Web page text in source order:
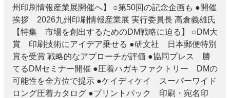
州印刷情報産業展開催へ】 ○第50回の記念企画も ●開催
挨拶 2026九州印刷情報産業展 実行委員長 高倉義雄氏
【特集 市場を創出するためのDM戦略に迫る】 ○DM大
賞 印刷技術にアイデア乗せる ●研文社 日本郵便特別
賞を受賞 戦略的なアプローチが評価 ●協同プレス 勝
てるDMセミナー開催 ●圧着ハガキファクトリー DMの
可能性を全方位で提示 ●ケイディケイ スーパーワイド
ロング圧着カタログ ●プリントパック 印刷・宛名印